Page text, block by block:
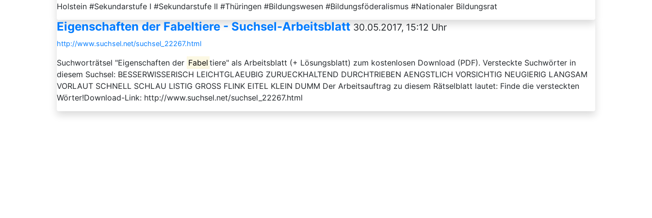
Holstein #Sekundarstufe I #Sekundarstufe II #Thüringen #Bildungswesen #Bildungsföderalismus #Nationaler Bildungsrat
Eigenschaften der Fabeltiere - Suchsel-Arbeitsblatt 30.05.2017, 15:12 Uhr
http://www.suchsel.net/suchsel_22267.html
Suchworträtsel "Eigenschaften der Fabel tiere" als Arbeitsblatt (+ Lösungsblatt) zum kostenlosen Download (PDF). Versteckte Suchwörter in
diesem Suchsel: BESSERWISSERISCH LEICHTGLAEUBIG ZURUECKHALTEND DURCHTRIEBEN AENGSTLICH VORSICHTIG NEUGIERIG LANGSAM
VORLAUT SCHNELL SCHLAU LISTIG GROSS FLINK EITEL KLEIN DUMM Der Arbeitsauftrag zu diesem Rätselblatt lautet: Finde die versteckten
Wörter!Download-Link: http://www.suchsel.net/suchsel_22267.html